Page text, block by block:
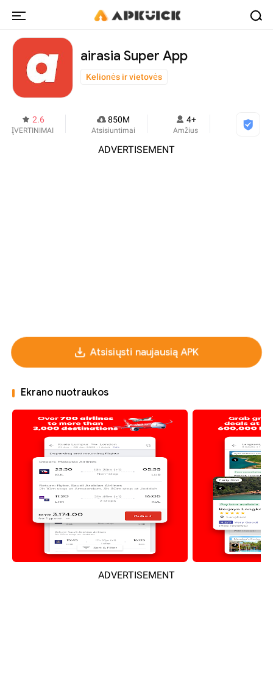
airasia Super App
Kelionės ir vietovės
2.6
ĮVERTINIMAI
850M
Atsisiuntimai
4+
Amžius
ADVERTISEMENT
Atsisiųsti naujausią APK
Ekrano nuotraukos
ADVERTISEMENT